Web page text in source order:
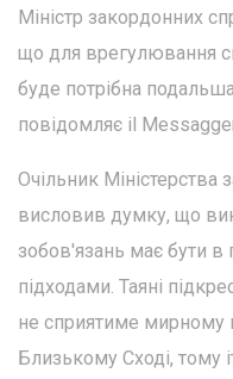
Міністр закордонних
що для врегулювання
буде потрібна
повідомляє il
Очільник Міністерства
висловив думку, що
зобов'язань має бути в
підходами. Таяні
не сприятиме мирному
Близькому Сході, тому